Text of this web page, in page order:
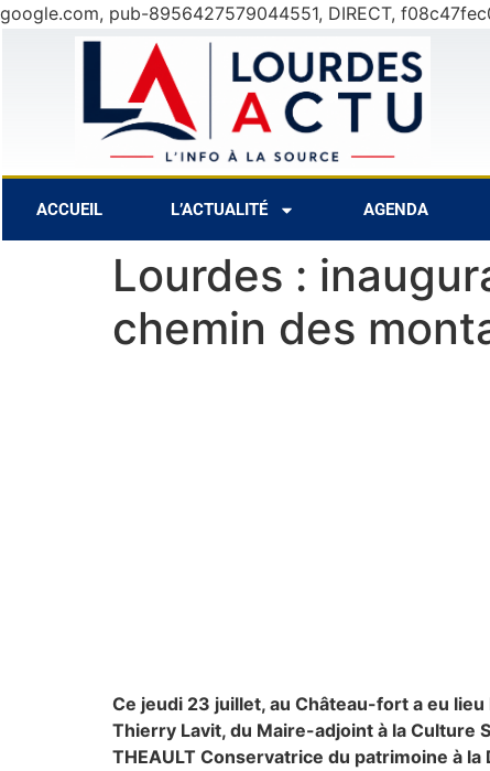
google.com, pub-8956427579044551, DIRECT,
11 Août 32°C 12 Août
ACCUEIL L’ACTUALITÉ AGENDA
Lourdes :
chemin des
Ce jeudi 23 juillet, au Château-fort a eu
Thierry Lavit, du Maire-adjoint à la Culture
THEAULT Conservatrice du patrimoine à